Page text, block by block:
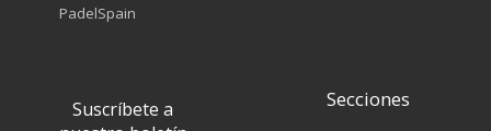
PadelSpain
Suscríbete a
Secciones